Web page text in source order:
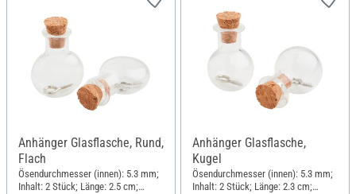
Anhänger Glasflasche, Rund,
Flach
Ösendurchmesser (innen): 5.3 mm;
Inhalt: 2 Stück; Länge: 2.5 cm;
Anhänger Glasflasche,
Kugel
Ösendurchmesser (innen): 5.3 mm;
Inhalt: 2 Stück; Länge: 2.3 cm;